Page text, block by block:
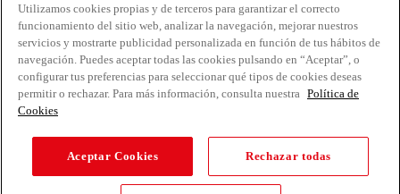
Utilizamos cookies propias y de terceros para garantizar el correcto
funcionamiento del sitio web, analizar la navegación, mejorar nuestros
servicios y mostrarte publicidad personalizada en función de tus hábitos de
navegación. Puedes aceptar todas las cookies pulsando en “Aceptar”, o
configurar tus preferencias para seleccionar qué tipos de cookies deseas
permitir o rechazar. Para más información, consulta nuestra Política de
Cookies
Aceptar Cookies Rechazar todas